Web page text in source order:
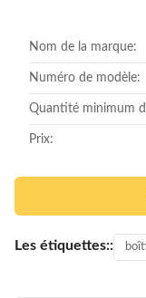
Nom de la marque:
Numéro de modèle:
Quantité minimum
Prix:
Les étiquettes::